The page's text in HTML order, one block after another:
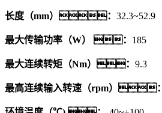
长度（mm）： 32.3~52.9
最大传输功率（W） ： 185
最大连续转矩（Nm）： 9.3
最高连续输入转速（rpm）：